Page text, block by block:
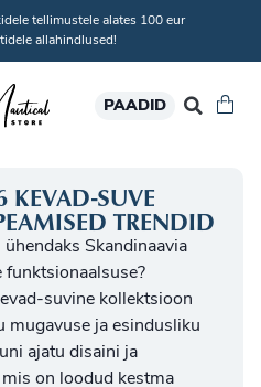
tellimustele alates 100 eur
allahindlused!
PAADID
SUVE
TRENDID
Skandinaavia
funktsionaalsuse?
suvine kollektsioon
mugavuse ja esindusliku
ajatu disaini ja
on loodud kestma